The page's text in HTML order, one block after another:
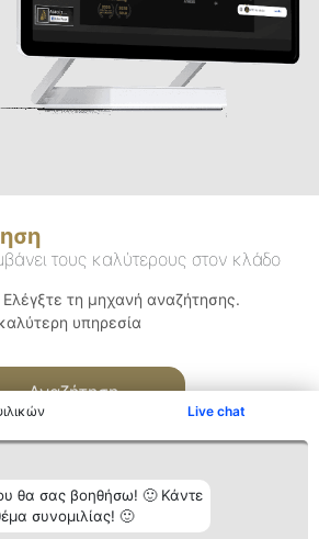
Live chat
θα σας βοηθήσω! 🙂 Κάντε
συνομιλίας! 🙂
τους καλύτερους στον κλάδο
τη μηχανή αναζήτησης.
υπηρεσία
Αναζήτηση